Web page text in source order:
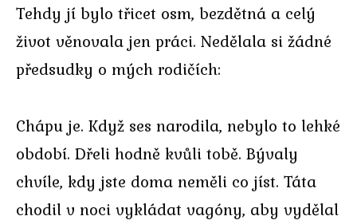
Tehdy jí bylo třicet osm, bezdětná a celý
život věnovala jen práci. Nedělala si žádné
předsudky o mých rodičích:
Chápu je. Když ses narodila, nebylo to lehké
období. Dřeli hodně kvůli tobě. Bývaly
chvíle, kdy jste doma neměli co jíst. Táta
chodil v noci vykládat vagóny, aby vydělal